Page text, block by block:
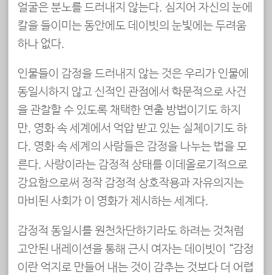
얼굴은 분노를 드러내지 않는다. 심지어 자신의 눈에
칼을 들이미는 동안에도 데이빗의 눈빛에는 두려움
하나 없다.
인물들이 감정을 드러내지 않는 것은 우리가 인물에
동일시하지 않고 신적인 관점에서 학문적으로 사건
을 관찰할 수 있도록 채택한 연출 방법이기도 하지
만, 영화 속 세계에서 억압 받고 있는 실체이기도 하
다. 영화 속 세계의 사람들은 감정을 나누는 법을 모
른다. 사랑이라는 감정적 상태를 이데올로기적으로
강요함으로써 정작 감정적 상호작용과 자유의지는
마비된 사회가 이 영화가 제시하는 세계다.
감정적 동일시를 원천차단하기라도 하려는 것처럼
고안된 내레이션을 통해 근시 여자는 데이빗이 “감정
이란 억지로 만들어 내는 것이 감추는 것보다 더 어렵